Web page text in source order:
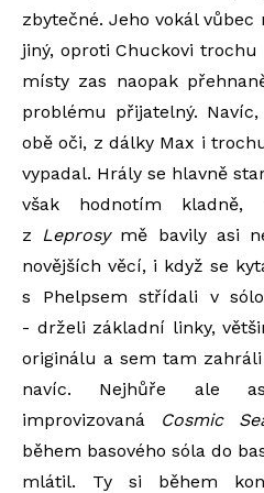
zbytečné. Jeho vokál
jiný, oproti Chuckovi
místy zas naopak
problému přijatelný.
obě oči, z dálky Max i
vypadal. Hrály se hlavně
však hodnotím kladně,
z Leprosymě bavily asi
novějších věcí, i když se
s Phelpsem střídali v
- drželi základní linky,
originálu a sem tam
navíc. Nejhůře ale
improvizovaná
Cosmic
během basového sóla do
mlátil. Ty si během